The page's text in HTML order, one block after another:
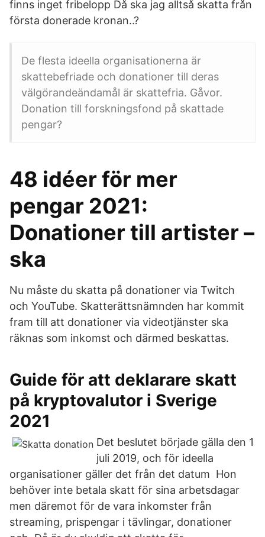
finns inget fribelopp Då ska jag alltså skatta från
första donerade kronan..?
De flesta ideella organisationerna är
skattebefriade och donationer till deras
välgörandeändamål är skattefria. Gåvor.
Donation till forskningsfond på skattade
pengar?
48 idéer för mer
pengar 2021:
Donationer till artister –
ska
Nu måste du skatta på donationer via Twitch
och YouTube. Skatterättsnämnden har kommit
fram till att donationer via videotjänster ska
räknas som inkomst och därmed beskattas.
Guide för att deklarare skatt
på kryptovalutor i Sverige
2021
Det beslutet började gälla den 1
juli 2019, och för ideella
organisationer gäller det från det datum Hon
behöver inte betala skatt för sina arbetsdagar
men däremot för de vara inkomster från
streaming, prispengar i tävlingar, donationer